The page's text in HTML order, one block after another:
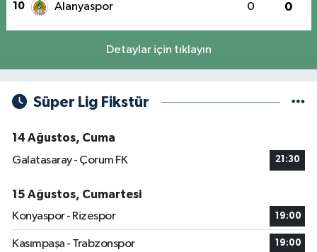
10 Alanyaspor 0 0
Detaylar için tıklayın
Süper Lig Fikstür
14 Ağustos, Cuma
Galatasaray - Çorum FK
21:30
15 Ağustos, Cumartesi
Konyaspor - Rizespor
19:00
Kasımpaşa - Trabzonspor 19:00